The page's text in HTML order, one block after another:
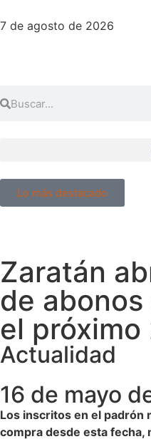
7 de agosto de 2026
Lo más destacado
Zaratán
de
el
Actualidad
16 de mayo
Los inscritos en el padrón
compra desde esta fecha,